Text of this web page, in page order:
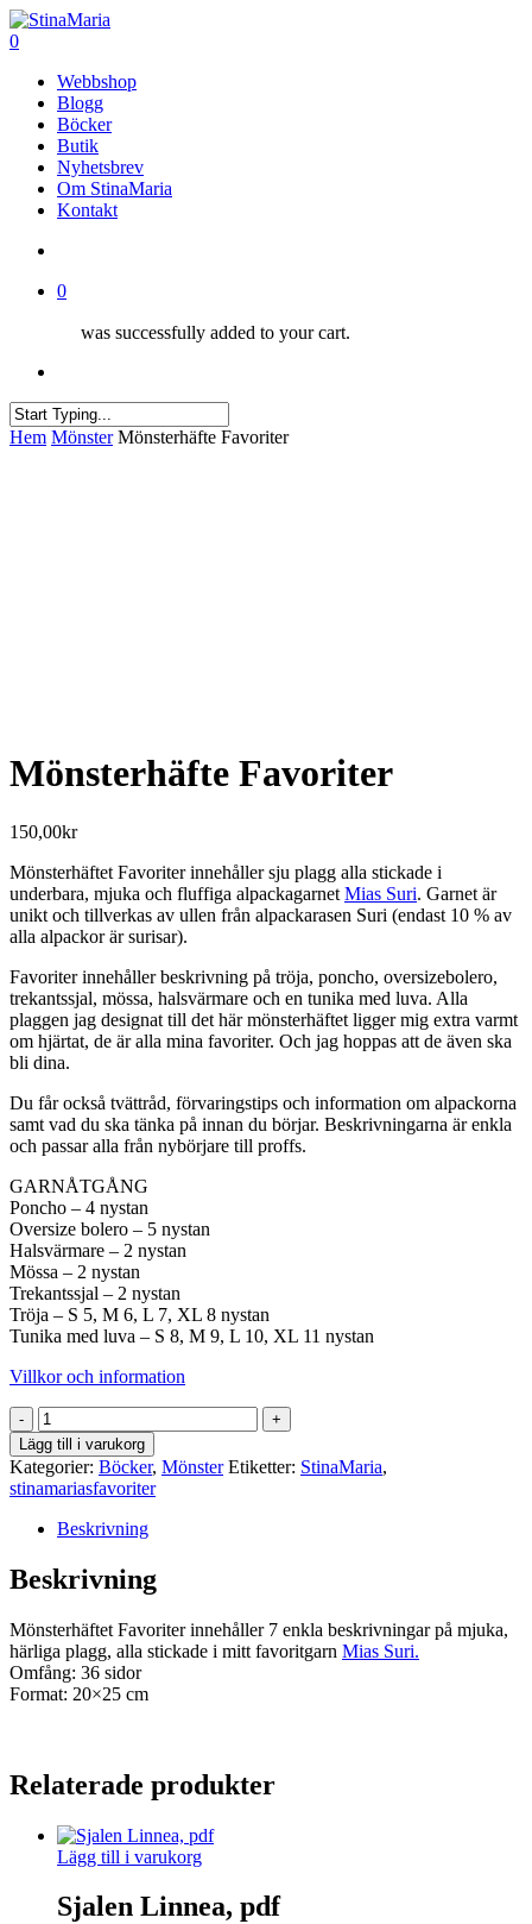
Skip
to
content
search
0
Webbshop
Blogg
Böcker
Butik
Nyhetsbrev
Om StinaMaria
Kontakt
0
was successfully added to your cart.
Close
Hem Mönster Mönsterhäfte Favoriter
Mönsterhäfte Favoriter
150,00kr
Mönsterhäftet Favoriter innehåller sju plagg alla stickade i
underbara, mjuka och fluffiga alpackagarnet Mias Suri. Garnet är
unikt och tillverkas av ullen från alpackarasen Suri (endast 10 % av
alla alpackor är surisar).
Favoriter innehåller beskrivning på tröja, poncho, oversizebolero,
trekantssjal, mössa, halsvärmare och en tunika med luva. Alla
plaggen jag designat till det här mönsterhäftet ligger mig extra varmt
om hjärtat, de är alla mina favoriter. Och jag hoppas att de även ska
bli dina.
Du får också tvättråd, förvaringstips och information om alpackorna
samt vad du ska tänka på innan du börjar. Beskrivningarna är enkla
och passar alla från nybörjare till proffs.
GARNÅTGÅNG
Poncho – 4 nystan
Oversize bolero – 5 nystan
Halsvärmare – 2 nystan
Mössa – 2 nystan
Trekantssjal – 2 nystan
Tröja – S 5, M 6, L 7, XL 8 nystan
Tunika med luva – S 8, M 9, L 10, XL 11 nystan
Villkor och information
Mönsterhäfte
Favoriter
mängd
Lägg till i varukorg
Kategorier: Böcker, Mönster Etiketter: StinaMaria,
stinamariasfavoriter
Beskrivning
Beskrivning
Mönsterhäftet Favoriter innehåller 7 enkla beskrivningar på mjuka,
härliga plagg, alla stickade i mitt favoritgarn Mias Suri.
Omfång: 36 sidor
Format: 20×25 cm
Relaterade produkter
Lägg till i varukorg
Sjalen Linnea, pdf